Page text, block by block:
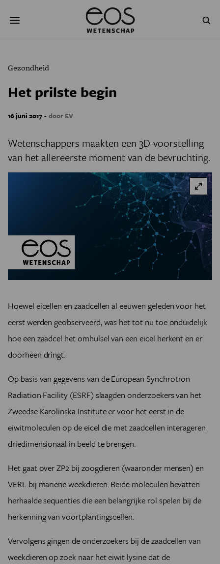
naar
NATUURWETENSCHAPPEN
PODCAST AGENDA
JONGE UITDAGERS
Gezondheid
Het prilste begin
16 juni 2017 - door EV
Wetenschappers maakten een 3D-voorstelling
van het allereerste moment van de bevruchting.
Hoewel eicellen en zaadcellen al eeuwen geleden voor het
eerst werden geobserveerd, was het tot nu toe onduidelijk
hoe een zaadcel het omhulsel van een eicel herkent en er
doorheen dringt.
Op basis van gegevens van de European Synchrotron
Radiation Facility (ESRF) slaagden onderzoekers van het
Zweedse Karolinska Institute er voor het eerst in de
eiwitmoleculen op de eicel die met zaadcellen interageren
driedimensionaal in beeld te brengen.
Het gaat over ZP2 bij zoogdieren (waaronder mensen) en
VERL bij mariene weekdieren. Beide moleculen bevatten
herhaalde sequenties die een belangrijke rol spelen bij de
herkenning van voortplantingscellen.
Vervolgens gingen de onderzoekers bij de zaadcellen van
weekdieren op zoek naar het eiwit lysine dat de